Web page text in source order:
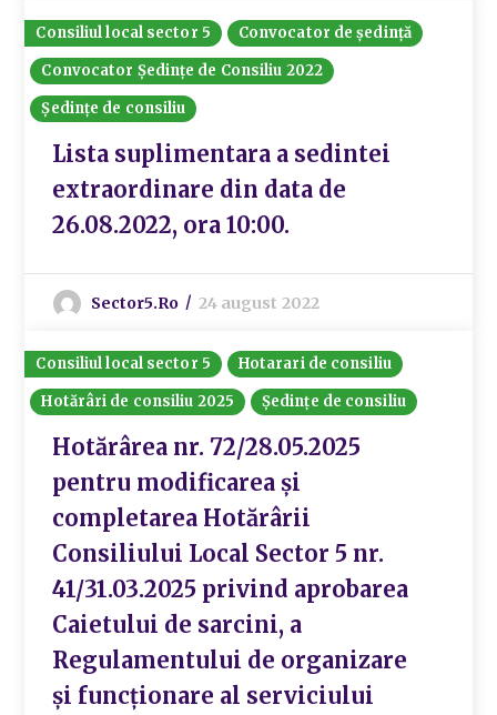
Consiliul local sector 5
Convocator de ședință
Convocator Ședințe de Consiliu 2022
Ședințe de consiliu
Lista suplimentara a sedintei
extraordinare din data de
26.08.2022, ora 10:00.
Sector5.ro 24 august 2022
Consiliul local sector 5
Hotarari de consiliu
Hotărâri de consiliu 2025
Ședințe de consiliu
Hotărârea nr. 72/28.05.2025
pentru modificarea și
completarea Hotărârii
Consiliului Local Sector 5 nr.
41/31.03.2025 privind aprobarea
Caietului de sarcini, a
Regulamentului de organizare
și funcționare al serviciului